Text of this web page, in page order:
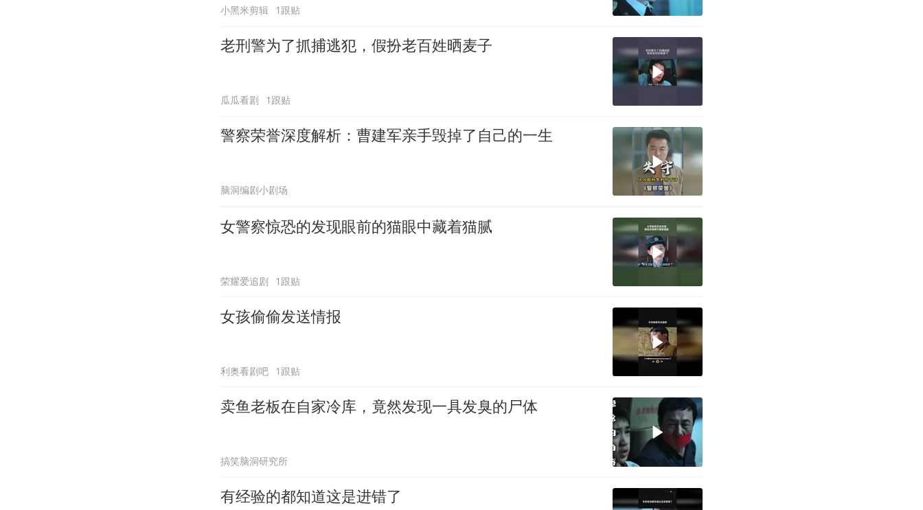
小黑米剪辑 1跟贴
老刑警为了抓捕逃犯，假扮老百姓晒麦子
瓜瓜看剧 1跟贴
警察荣誉深度解析：曹建军亲手毁掉了自己的一生
脑洞编剧小剧场
女警察惊恐的发现眼前的猫眼中藏着猫腻
荣耀爱追剧 1跟贴
女孩偷偷发送情报
利奥看剧吧 1跟贴
卖鱼老板在自家冷库，竟然发现一具发臭的尸体
搞笑脑洞研究所
有经验的都知道这是进错了